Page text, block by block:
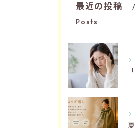
最近の投稿
Posts